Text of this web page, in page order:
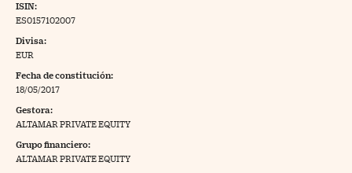
Pyme
ISIN:
ES0157102007
Divisa:
EUR
Fecha de constitución:
18/05/2017
Gestora:
ALTAMAR PRIVATE EQUITY
Grupo financiero:
ALTAMAR PRIVATE EQUITY